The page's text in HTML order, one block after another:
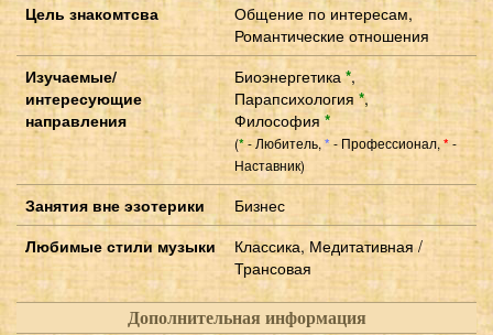
Цель знакомтсва
Общение по интересам,
Романтические отношения
Изучаемые/
интересующие
направления
Биоэнергетика*,
Парапсихология*,
Философия *
(*- Любитель, * - Профессионал, *-
Наставник)
Занятия вне эзотерики
Бизнес
Любимые стили музыки
Классика, Медитативная /
Трансовая
Дополнительная информация